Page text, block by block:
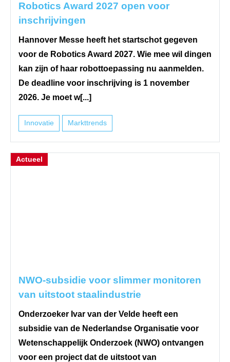
Robotics Award 2027 open voor
inschrijvingen
Hannover Messe heeft het startschot gegeven
voor de Robotics Award 2027. Wie mee wil dingen
kan zijn of haar robottoepassing nu aanmelden.
De deadline voor inschrijving is 1 november
2026. Je moet w[...]
Innovatie Markttrends
Actueel
NWO-subsidie voor slimmer monitoren
van uitstoot staalindustrie
Onderzoeker Ivar van der Velde heeft een
subsidie van de Nederlandse Organisatie voor
Wetenschappelijk Onderzoek (NWO) ontvangen
voor een project dat de uitstoot van